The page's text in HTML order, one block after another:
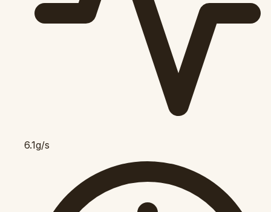
6.1g/s